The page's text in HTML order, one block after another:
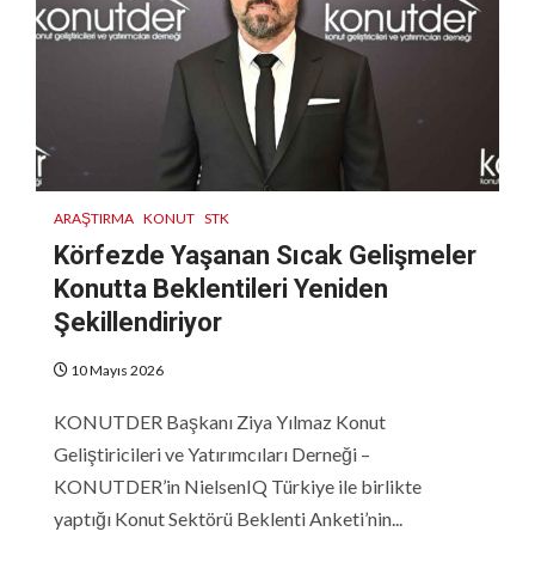
ARAŞTIRMA KONUT STK
Körfezde Yaşanan Sıcak Gelişmeler
Konutta Beklentileri Yeniden
Şekillendiriyor
10 Mayıs 2026
KONUTDER Başkanı Ziya Yılmaz Konut
Geliştiricileri ve Yatırımcıları Derneği –
KONUTDER’in NielsenIQ Türkiye ile birlikte
yaptığı Konut Sektörü Beklenti Anketi’nin...